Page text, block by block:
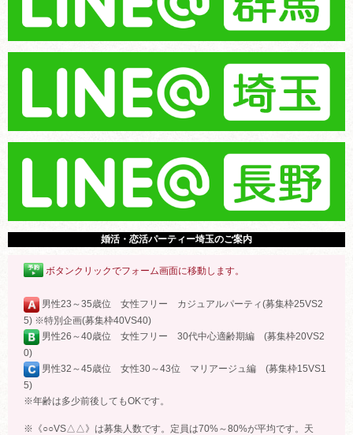
婚活・恋活パーティー埼玉のご案内
ボタンクリックでフォーム画面に移動します。
男性23～35歳位 女性フリー カジュアルパーティ(募集枠25VS2
5) ※特別企画(募集枠40VS40)
男性26～40歳位 女性フリー 30代中心適齢期編 (募集枠20VS2
0)
男性32～45歳位 女性30～43位 マリアージュ編 (募集枠15VS1
5)
※年齢は多少前後してもOKです。
※《○○VS△△》は募集人数です。定員は70%～80%が平均です。天